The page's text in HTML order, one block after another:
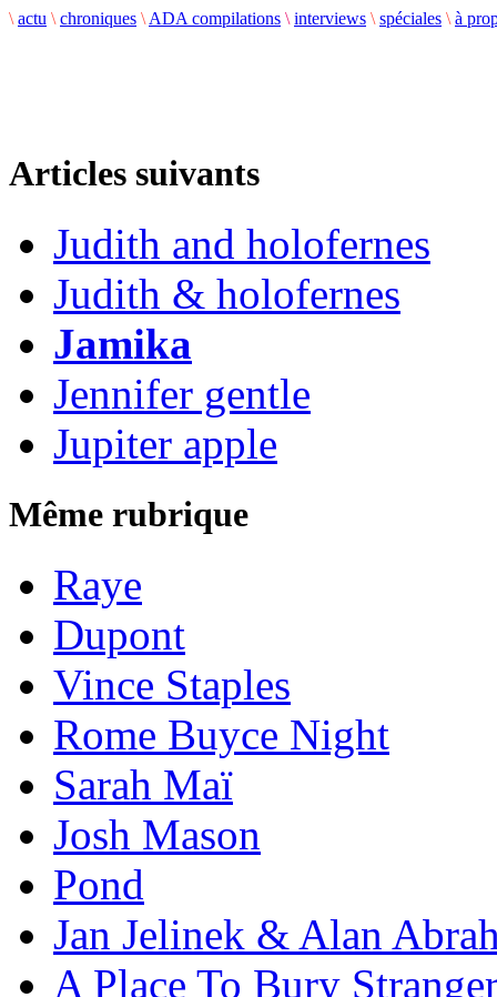
\ actu \ chroniques \ ADA compilations \ interviews \ spéciales \ à
Articles suivants
Judith and holofernes
Judith & holofernes
Jamika
Jennifer gentle
Jupiter apple
Même rubrique
Raye
Dupont
Vince Staples
Rome Buyce Night
Sarah Maï
Josh Mason
Pond
Jan Jelinek & Alan
A Place To Bury